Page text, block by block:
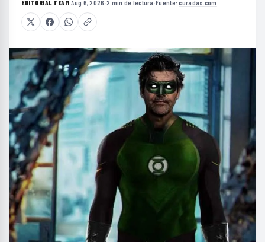
EDITORIAL TEAM·Aug 6, 2026 ·2 min de lectura ·Fuente:curadas.com